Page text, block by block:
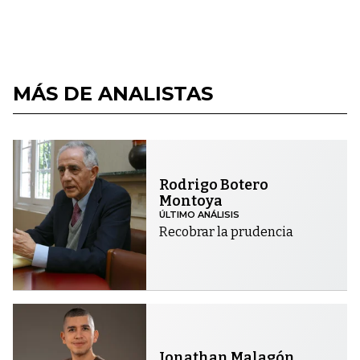
MÁS DE ANALISTAS
Rodrigo Botero
Montoya
ÚLTIMO ANÁLISIS
Recobrar la prudencia